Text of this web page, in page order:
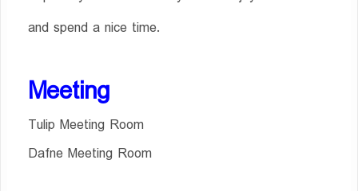
and spend a nice time.
Meeting
Tulip Meeting Room
Dafne Meeting Room